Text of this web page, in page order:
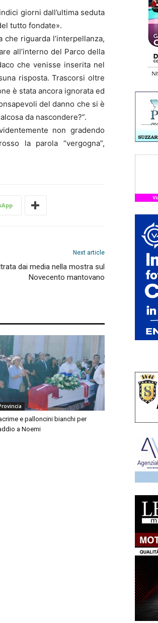
giorni dall’ultima seduta
tutto fondate».
riguarda l’interpellanza,
all’interno del Parco della
che venisse inserita nel
risposta. Trascorsi oltre
è stata ancora ignorata ed
del danno che si è
da nascondere?”.
non gradendo
la parola “vergogna”,
Next article
dai media nella mostra sul
Novecento mantovano
e palloncini bianchi per
a Noemi